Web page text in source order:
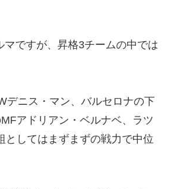
ですが、昇格3チームの中では
デニス・マン、バルセロナの下
アドリアン・ベルナベ、ラツ
としてはまずまずの戦力で中位